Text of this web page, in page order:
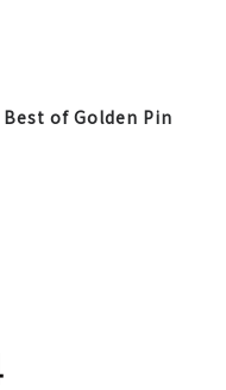
Best of Golden Pin